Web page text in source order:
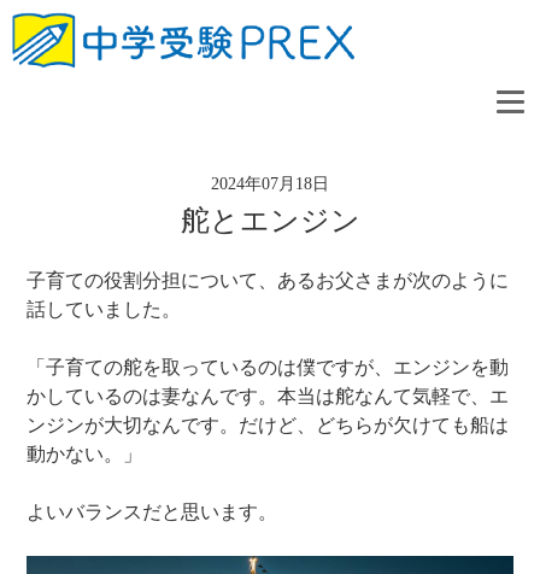
2024年07月18日
舵とエンジン
子育ての役割分担について、あるお父さまが次のように
話していました。
「子育ての舵を取っているのは僕ですが、エンジンを動
かしているのは妻なんです。本当は舵なんて気軽で、エ
ンジンが大切なんです。だけど、どちらが欠けても船は
動かない。」
よいバランスだと思います。